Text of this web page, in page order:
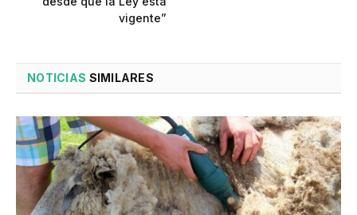
vigente”
NOTICIAS SIMILARES